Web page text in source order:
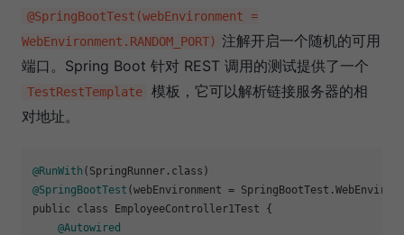
@SpringBootTest(webEnvironment =
WebEnvironment.RANDOM_PORT) 注解开启一个随机的可用
端口。Spring Boot 针对 REST 调用的测试提供了一个
TestRestTemplate
模板，它可以解析链接服务器的相
对地址。
@RunWith
@SpringBootTest (webEnvironment =
public class EmployeeController1Test {
@Autowired